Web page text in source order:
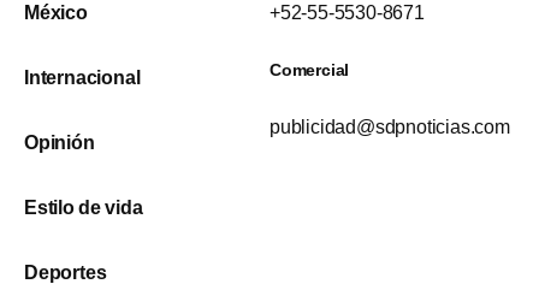
México
Internacional
Opinión
Estilo de vida
Deportes
+52-55-5530-8671
Comercial
publicidad@sdpnoticias.com